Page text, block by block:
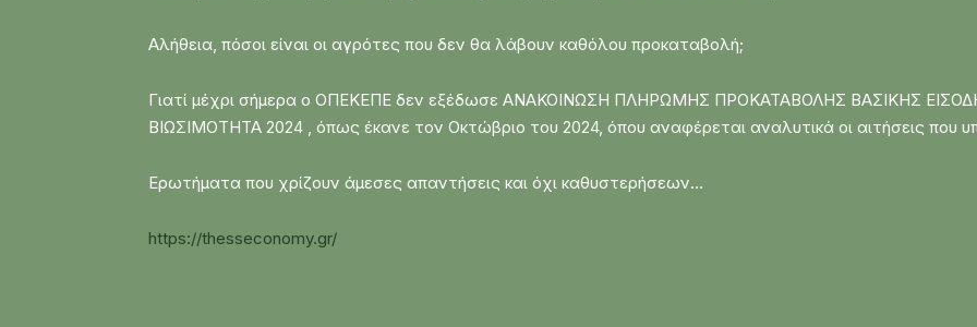
Αλήθεια, πόσοι είναι οι αγρότες που δεν θα λάβουν καθόλου προκαταβολή;
Γιατί μέχρι σήμερα ο ΟΠΕΚΕΠΕ δεν εξέδωσε ΑΝΑΚΟΙΝΩΣΗ ΠΛΗΡΩΜΗΣ ΠΡΟΚΑΤΑΒΟΛΗΣ ΒΑΣΙΚΗΣ
ΒΙΩΣΙΜΟΤΗΤΑ 2024 , όπως έκανε τον Οκτώβριο του 2024, όπου αναφέρεται αναλυτικά οι αιτήσεις που
Ερωτήματα που χρίζουν άμεσες απαντήσεις και όχι καθυστερήσεων…
https://thesseconomy.gr/